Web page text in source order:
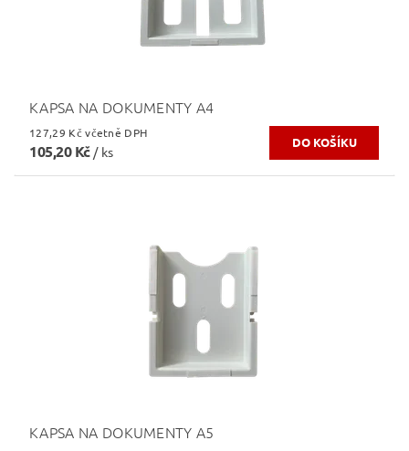
KAPSA NA DOKUMENTY A4
127,29 Kč včetně DPH
105,20 Kč / ks
KAPSA NA DOKUMENTY A5